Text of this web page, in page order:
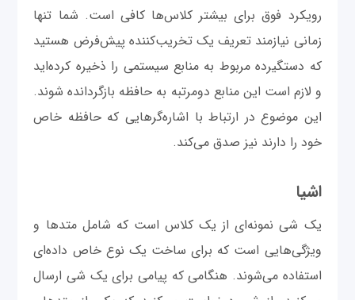
رویکرد فوق برای بیشتر کلاس‌ها کافی است. شما تنها
زمانی نیازمند تعریف یک تخریب‌کننده پیش‌فرض هستید
که دستگیرده مربوط به منابع سیستمی را ذخیره کرده‌اید
و لازم است این منابع دومرتبه به حافظه بازگردانده شوند.
این موضوع در ارتباط با اشاره‌گرهایی که حافظه خاص
خود را دارند نیز صدق می‌کند.
اشیا
یک شی نمونه‌ای از یک کلاس است که شامل متدها و
ویژگی‌هایی است که برای ساخت یک نوع خاص داده‌ای
استفاده می‌شوند. هنگامی که پیامی برای یک شی ارسال